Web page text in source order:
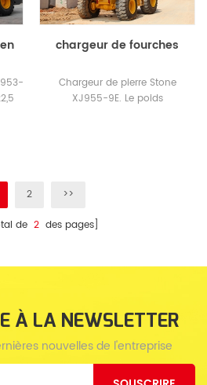
chargeur de fourches
Chargeur de pierre Stone
XJ955-9E. Le poids
2 >>
de 2des pages]
À LA NEWSLETTER
nouvelles de l'entreprise